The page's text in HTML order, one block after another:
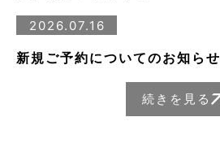
2026.07.16
新規ご予約についてのお知らせ
続きを見る